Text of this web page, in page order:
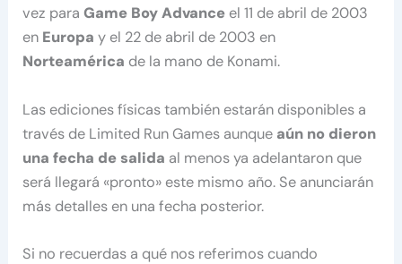
vez paraGame Boy Advance el 11 de abril de 2003
en Europa y el 22 de abril de 2003 en
Norteamérica de la mano de Konami.
Las ediciones físicas también estarán disponibles a
través de Limited Run Games aunque aún no dieron
una fecha de salida al menos ya adelantaron que
será llegará «pronto» este mismo año. Se anunciarán
más detalles en una fecha posterior.
Si no recuerdas a qué nos referimos cuando